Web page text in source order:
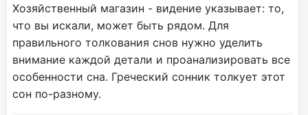
Хозяйственный магазин - видение указывает: то,
что вы искали, может быть рядом. Для
правильного толкования снов нужно уделить
внимание каждой детали и проанализировать все
особенности сна. Греческий сонник толкует этот
сон по-разному.